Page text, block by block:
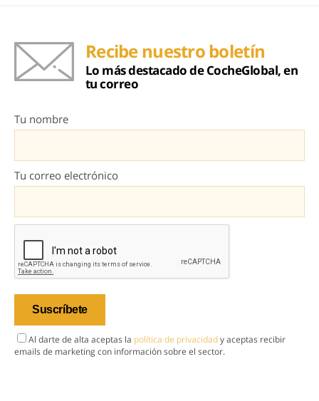
Recibe nuestro boletín
Lo más destacado de CocheGlobal, en
tu correo
Tu nombre
Tu correo electrónico
Al darte de alta aceptas la política de privacidady aceptas recibir
emails de marketing con información sobre el sector.